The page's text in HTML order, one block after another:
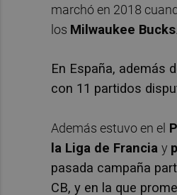
marchó en 2018
los Milwaukee Bucks
En España, además
con 11 partidos
Además estuvo en el
la Liga de Francia y
pasada campaña
CB, y en la que